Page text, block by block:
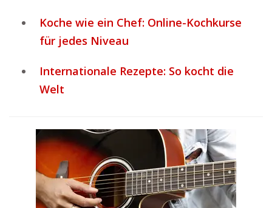
Koche wie ein Chef: Online-Kochkurse
für jedes Niveau
Internationale Rezepte: So kocht die
Welt